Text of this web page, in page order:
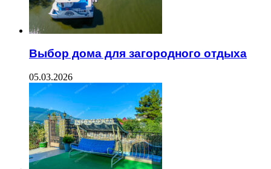
Выбор дома для загородного отдыха
05.03.2026